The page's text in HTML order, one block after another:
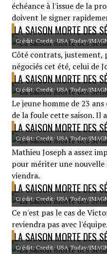
échéance à l'issue de la
doivent le signer
LA SAISON MORTE DES
Crédit: Credit: USA Today/
Côté contrats, justement,
négociés cet été, celui de
LA SAISON MORTE DES
Crédit: Credit: USA Today/
Le jeune homme de 23
de la foule cette saison. Il
LA SAISON MORTE DES
Crédit: Credit: USA Today/
Mathieu Joseph a assez
pour mériter une nouvelle
viendra.
LA SAISON MORTE DES
Crédit: Credit: USA Today/
Ce n'est pas le cas de
reviendra pas avec l'équipe.
LA SAISON MORTE DES
Crédit: Credit: USA Today/